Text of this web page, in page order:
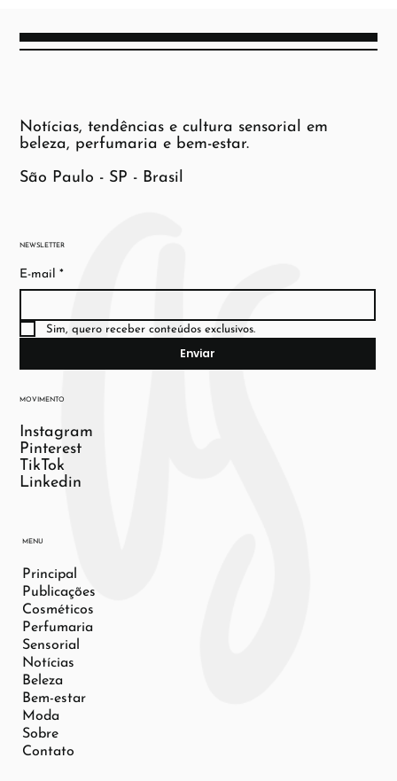
NEWSLETTER
E-mail *
Sim, quero receber conteúdos exclusivos.
Enviar
MOVIMENTO
Instagram
Pinterest
TikTok
Linkedin
MENU
Principal
Publicações
Cosméticos
Perfumaria
Sensorial
Notícias
Beleza
Bem-estar
Moda
Sobre
Contato
Notícias, tendências e cultura sensorial em
beleza, perfumaria e bem-estar.
São Paulo - SP - Brasil